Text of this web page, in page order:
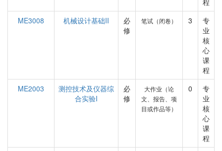
程
ME3008
机械设计基础II
必
修
笔试（闭卷） 3
专
业
核
心
课
程
ME2003
测控技术及仪器综
合实验I
必
修
大作业（论
文、报告、项
目或作品等）
0
专
业
核
心
课
程